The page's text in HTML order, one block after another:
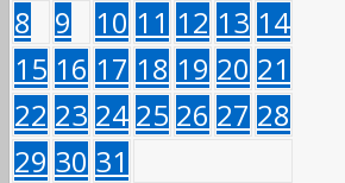
8 9 10 11 12 13 14
15 16 17 18 19 20 21
22 23 24 25 26 27 28
29 30 31